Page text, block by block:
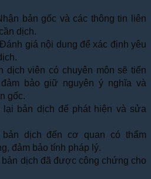
bản gốc và các thông tin liên
dịch.
giá nội dung để xác định yêu
dịch viên có chuyên môn sẽ tiến
bảo giữ nguyên ý nghĩa và
gốc.
lại bản dịch để phát hiện và sửa
dịch đến cơ quan có thẩm
đảm bảo tính pháp lý.
dịch đã được công chứng cho